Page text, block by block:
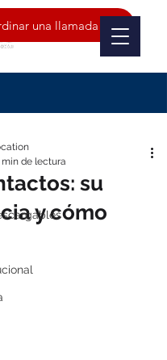
una llamada
su
y cómo
min de lectura